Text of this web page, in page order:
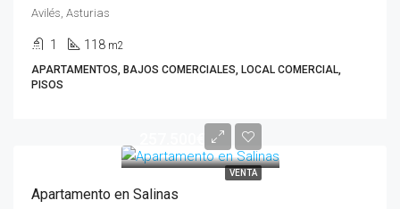
Avilés, Asturias
1 118 m2
APARTAMENTOS, BAJOS COMERCIALES, LOCAL COMERCIAL,
PISOS
VENTA
Apartamento en Salinas